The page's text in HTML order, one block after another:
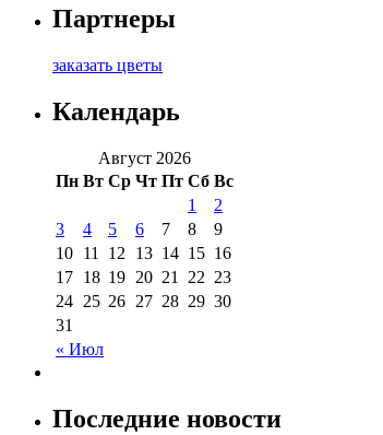
Партнеры
заказать цветы
Календарь
Август 2026
Пн Вт Ср Чт Пт Сб Вс
« Июл
1
2
3
4 5 6 7 8
9
10 11 12 13 14 15 16
17 18 19 20 21 22 23
24 25 26 27 28 29 30
31
Последние новости